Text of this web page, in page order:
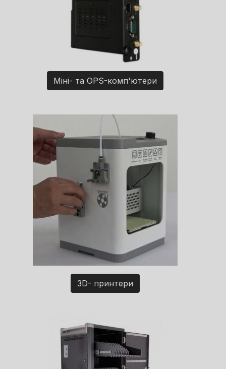
Міні- та OPS-комп'ютери
3D- принтери